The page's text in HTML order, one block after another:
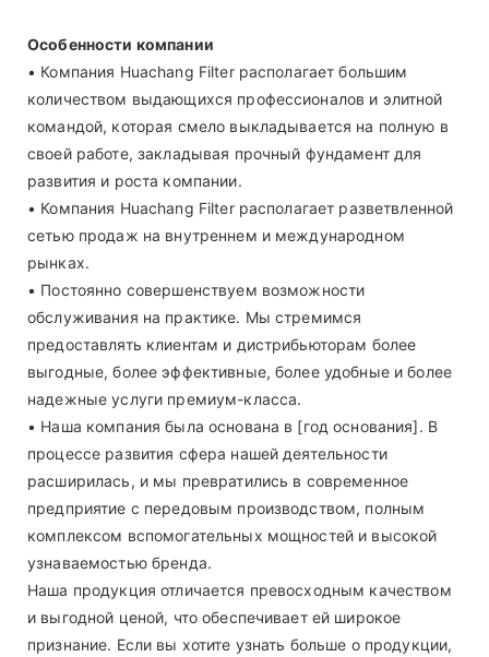
Особенности компании
• Компания Huachang Filter располагает большим
количеством выдающихся профессионалов и элитной
командой, которая смело выкладывается на полную в
своей работе, закладывая прочный фундамент для
развития и роста компании.
• Компания Huachang Filter располагает разветвленной
сетью продаж на внутреннем и международном
рынках.
• Постоянно совершенствуем возможности
обслуживания на практике. Мы стремимся
предоставлять клиентам и дистрибьюторам более
выгодные, более эффективные, более удобные и более
надежные услуги премиум-класса.
• Наша компания была основана в [год основания]. В
процессе развития сфера нашей деятельности
расширилась, и мы превратились в современное
предприятие с передовым производством, полным
комплексом вспомогательных мощностей и высокой
узнаваемостью бренда.
Наша продукция отличается превосходным качеством
и выгодной ценой, что обеспечивает ей широкое
признание. Если вы хотите узнать больше о продукции,